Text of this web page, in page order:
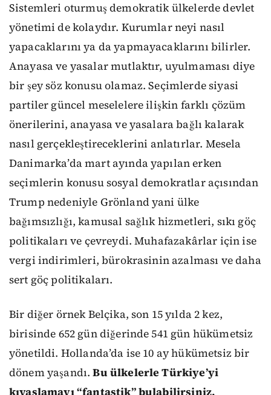
Sistemleri oturmuş demokratik ülkelerde devlet
yönetimi de kolaydır. Kurumlar neyi nasıl
yapacaklarını ya da yapmayacaklarını bilirler.
Anayasa ve yasalar mutlaktır, uyulmaması diye
bir şey söz konusu olamaz. Seçimlerde siyasi
partiler güncel meselelere ilişkin farklı çözüm
önerilerini, anayasa ve yasalara bağlı kalarak
nasıl gerçekleştireceklerini anlatırlar. Mesela
Danimarka’da mart ayında yapılan erken
seçimlerin konusu sosyal demokratlar açısından
Trump nedeniyle Grönland yani ülke
bağımsızlığı, kamusal sağlık hizmetleri, sıkı göç
politikaları ve çevreydi. Muhafazakârlar için ise
vergi indirimleri, bürokrasinin azalması ve daha
sert göç politikaları.
Bir diğer örnek Belçika, son 15 yılda 2 kez,
birisinde 652 gün diğerinde 541 gün hükümetsiz
yönetildi. Hollanda’da ise 10 ay hükümetsiz bir
dönem yaşandı.Bu ülkelerle Türkiye’yi
kıyaslamayı “fantastik” bulabilirsiniz.